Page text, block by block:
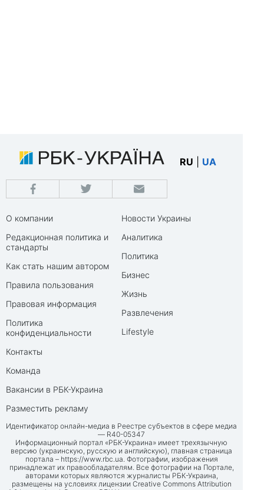
RU UA
О компании
Редакционная политика и
стандарты
Как стать нашим автором
Правила пользования
Правовая информация
Политика
конфиденциальности
Контакты
Команда
Вакансии в РБК-Украина
Разместить рекламу
Новости Украины
Аналитика
Политика
Бизнес
Жизнь
Развлечения
Lifestyle
Идентификатор онлайн-медиа в Реестре субъектов в сфере медиа
— R40-05347
Информационный портал «РБК-Украина» имеет трехязычную
версию (украинскую, русскую и английскую), главная страница
портала – https://www.rbc.ua. Фотографии, изображения
принадлежат их правообладателям. Все фотографии на Портале,
авторами которых являются журналисты РБК-Украина,
размещены на условиях лицензии Creative Commons Attribution